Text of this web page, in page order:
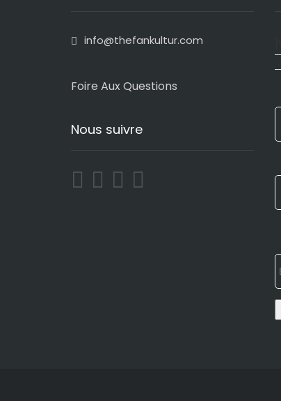
info@thefankultur.com
Foire Aux Questions
Nous suivre